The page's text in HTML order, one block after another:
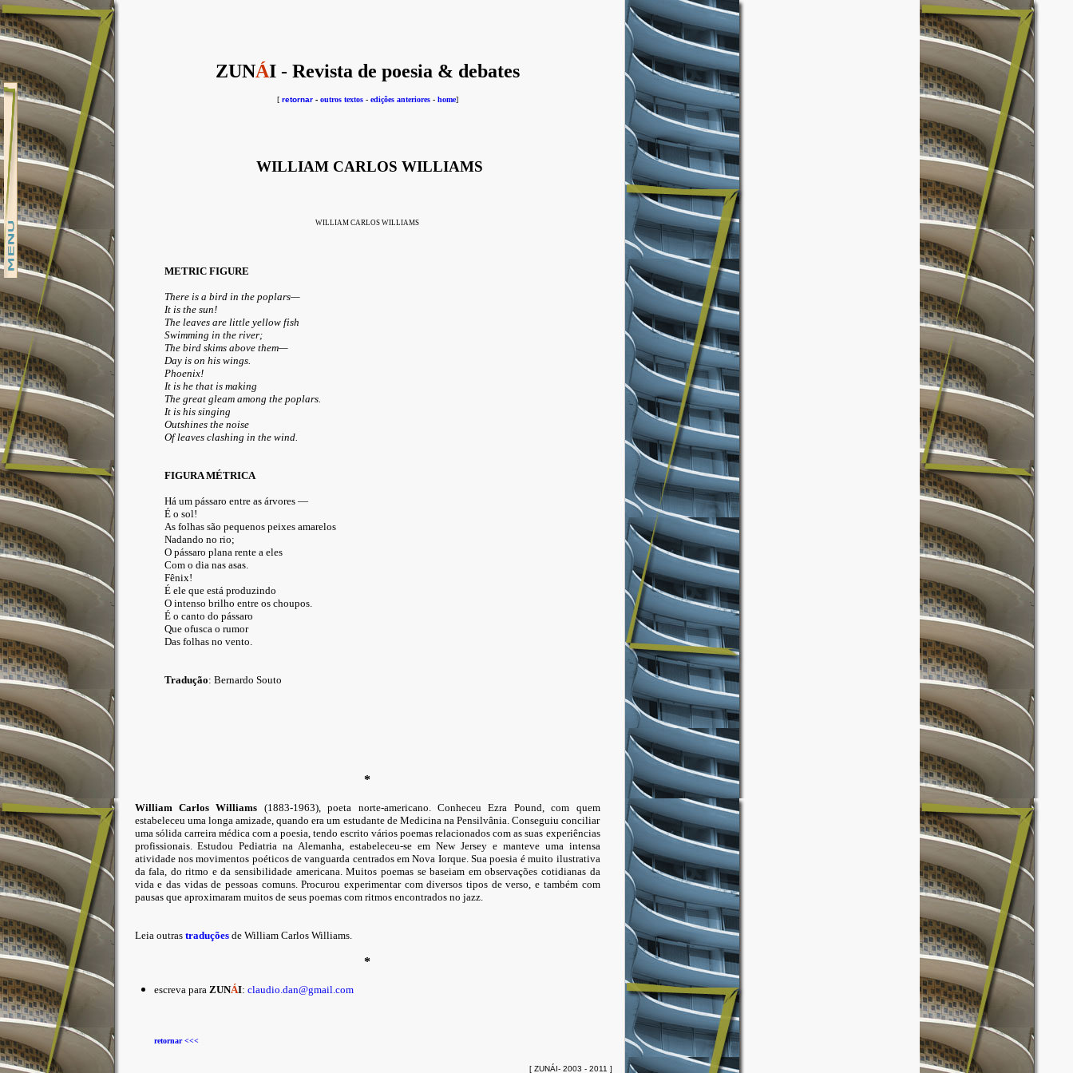
ZUNÁI - Revista de poesia & debates
[ retornar- outros textos- edições anteriores- home]
WILLIAM CARLOS WILLIAMS
WILLIAM CARLOS WILLIAMS
METRIC FIGURE
There is a bird in the poplars—
It is the sun!
The leaves are little yellow fish
Swimming in the river;
The bird skims above them—
Day is on his wings.
Phoenix!
It is he that is making
The great gleam among the poplars.
It is his singing
Outshines the noise
Of leaves clashing in the wind.
FIGURA MÉTRICA
Há um pássaro entre as árvores —
É o sol!
As folhas são pequenos peixes amarelos
Nadando no rio;
O pássaro plana rente a eles
Com o dia nas asas.
Fênix!
É ele que está produzindo
O intenso brilho entre os choupos.
É o canto do pássaro
Que ofusca o rumor
Das folhas no vento.
Tradução: Bernardo Souto
*
William Carlos Williams (1883-1963), poeta norte-americano. Conheceu Ezra Pound, com quem
estabeleceu uma longa amizade, quando era um estudante de Medicina na Pensilvânia. Conseguiu conciliar
uma sólida carreira médica com a poesia, tendo escrito vários poemas relacionados com as suas experiências
profissionais. Estudou Pediatria na Alemanha, estabeleceu-se em New Jersey e manteve uma intensa
atividade nos movimentos poéticos de vanguarda centrados em Nova Iorque. Sua poesia é muito ilustrativa
da fala, do ritmo e da sensibilidade americana. Muitos poemas se baseiam em observações cotidianas da
vida e das vidas de pessoas comuns. Procurou experimentar com diversos tipos de verso, e também com
pausas que aproximaram muitos de seus poemas com ritmos encontrados no jazz.
Leia outras traduçõesde William Carlos Williams.
*
escreva para ZUNÁI: claudio.dan@gmail.com
retornar <<<
[ ZUNÁI- 2003 - 2011 ]